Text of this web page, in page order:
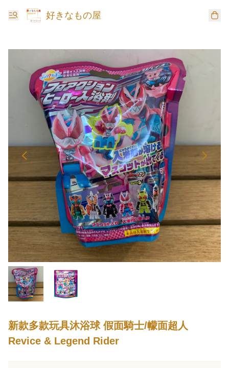
好きなもの屋
新款多款玩具沐浴球 假面騎士/幪面超人
Revice & Legend Rider